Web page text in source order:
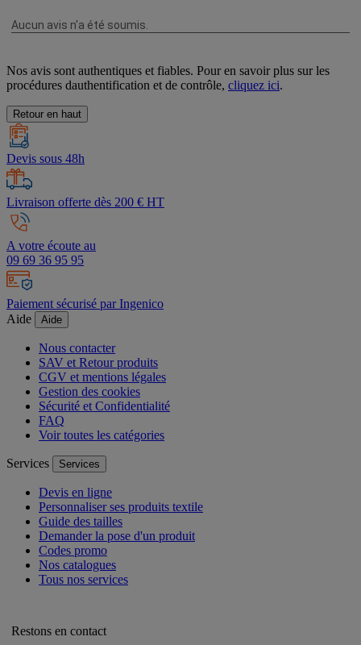
Nos avis sont authentiques et fiables. Pour en savoir plus sur les
procédures dauthentification et de contrôle, cliquez ici.
Retour en haut
Devis sous 48h
Livraison offerte dès 200 € HT
A votre écoute au
09 69 36 95 95
Paiement sécurisé par Ingenico
Aide
Aide
Nous contacter
SAV et Retour produits
CGV et mentions légales
Gestion des cookies
Sécurité et Confidentialité
FAQ
Voir toutes les catégories
Services Services
Devis en ligne
Personnaliser ses produits textile
Guide des tailles
Demander la pose d'un produit
Codes promo
Nos catalogues
Tous nos services
Restons en contact